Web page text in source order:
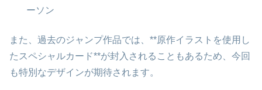
ーソン
また、過去のジャンプ作品では、**原作イラストを使用し
たスペシャルカード**が封入されることもあるため、今回
も特別なデザインが期待されます。